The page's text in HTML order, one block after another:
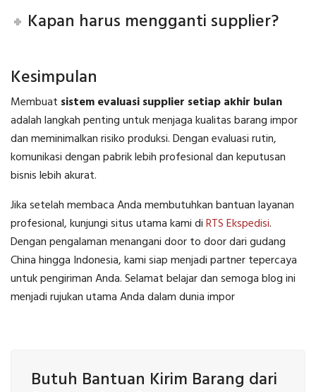
Kapan harus mengganti supplier?
Kesimpulan
Membuat sistem evaluasi supplier setiap akhir bulan
adalah langkah penting untuk menjaga kualitas barang impor
dan meminimalkan risiko produksi. Dengan evaluasi rutin,
komunikasi dengan pabrik lebih profesional dan keputusan
bisnis lebih akurat.
Jika setelah membaca Anda membutuhkan bantuan layanan
profesional, kunjungi situs utama kami diRTS Ekspedisi.
Dengan pengalaman menangani door to door dari gudang
China hingga Indonesia, kami siap menjadi partner tepercaya
untuk pengiriman Anda. Selamat belajar dan semoga blog ini
menjadi rujukan utama Anda dalam dunia impor
Butuh Bantuan Kirim Barang dari